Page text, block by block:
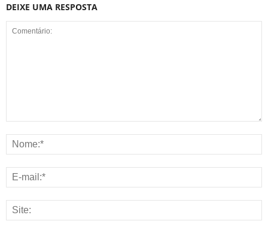
DEIXE UMA RESPOSTA